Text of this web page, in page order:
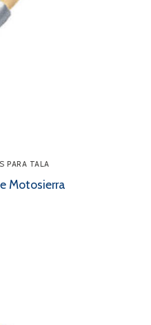
PARA TALA
Motosierra